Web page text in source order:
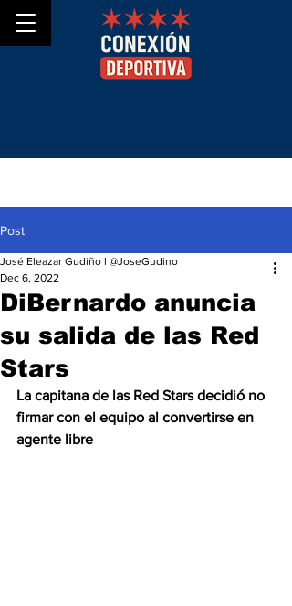
Post
DiBernardo anuncia
su salida de las Red
Stars
José Eleazar Gudiño l @JoseGudino
Dec 6, 2022
La capitana de las Red Stars decidió no
firmar con el equipo al convertirse en
agente libre